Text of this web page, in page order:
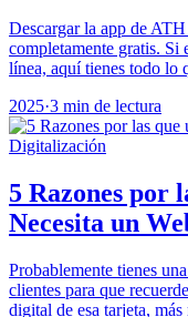
Descargar la app de
completamente gratis. Si
línea, aquí tienes todo lo
2025·3 min de lectura
Digitalización
5 Razones por
Necesita un
Probablemente tienes
clientes para que
digital de esa tarjeta,